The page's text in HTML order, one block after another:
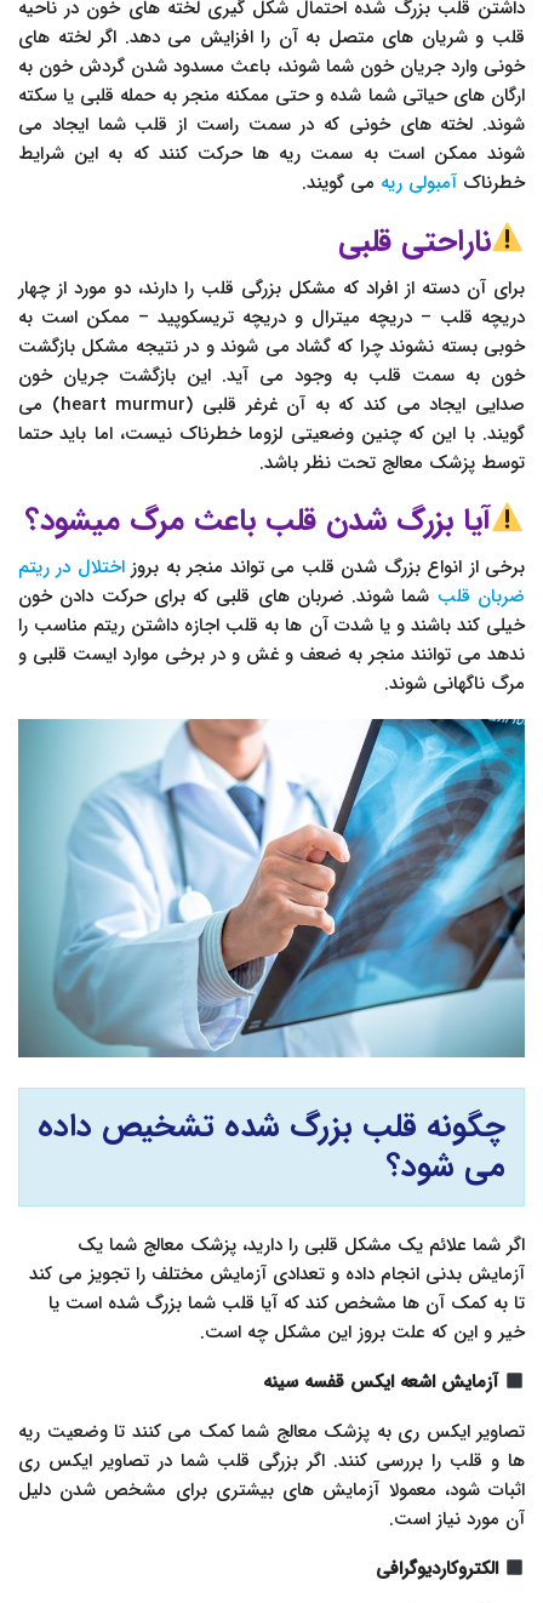
داشتن قلب بزرگ شده احتمال شکل گیری لخته‌ های خون در ناحیه
قلب و شریان های متصل به آن را افزایش می دهد. اگر لخته های
خونی وارد جریان خون شما شوند، باعث مسدود شدن گردش خون به
ارگان های حیاتی شما شده و حتی ممکنه منجر به حمله قلبی یا سکته
شوند. لخته های خونی که در سمت راست از قلب شما ایجاد می
شوند ممکن است به سمت ریه ها حرکت کنند که به این شرایط
خطرناک آمبولی ریه می گویند.
ناراحتی قلبی
برای آن دسته از افراد که مشکل بزرگی قلب را دارند، دو مورد از چهار
دریچه قلب – دریچه میترال و دریچه تریسکوپید – ممکن است به
خوبی بسته نشوند چرا که گشاد می شوند و در نتیجه مشکل بازگشت
خون به سمت قلب به وجود می آید. این بازگشت جریان خون
صدایی ایجاد می کند که به آن غرغر قلبی (heart murmur) می
گویند. با این که چنین وضعیتی لزوما خطرناک نیست، اما باید حتما
توسط پزشک معالج تحت نظر باشد.
آیا بزرگ شدن قلب باعث مرگ میشود؟
برخی از انواع بزرگ شدن قلب می تواند منجر به بروزاختلال در ریتم
ضربان قلب شما شوند. ضربان های قلبی که برای حرکت دادن خون
خیلی کند باشند و یا شدت آن ها به قلب اجازه داشتن ریتم مناسب را
ندهد می توانند منجر به ضعف و غش و در برخی موارد ایست قلبی و
مرگ ناگهانی شوند.
چگونه قلب بزرگ شده تشخیص داده
می شود؟
اگر شما علائم یک مشکل قلبی را دارید، پزشک معالج شما یک
آزمایش بدنی انجام داده و تعدادی آزمایش مختلف را تجویز می کند
تا به کمک آن ها مشخص کند که آیا قلب شما بزرگ شده است یا
خیر و این که علت بروز این مشکل چه است.
آزمایش اشعه ایکس قفسه سینه
تصاویر ایکس ری به پزشک معالج شما کمک می کنند تا وضعیت ریه
ها و قلب را بررسی کنند. اگر بزرگی قلب شما در تصاویر ایکس ری
اثبات شود، معمولا آزمایش های بیشتری برای مشخص شدن دلیل
آن مورد نیاز است.
الکتروکاردیوگرافی